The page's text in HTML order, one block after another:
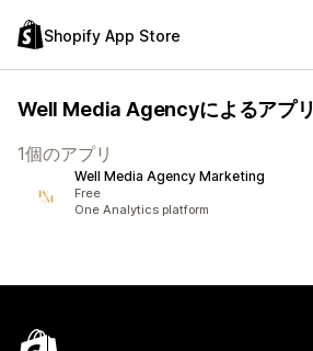
Shopify App Store
Well Media Agencyによるアプリ
1個のアプリ
Well Media Agency Marketing
Free
One Analytics platform